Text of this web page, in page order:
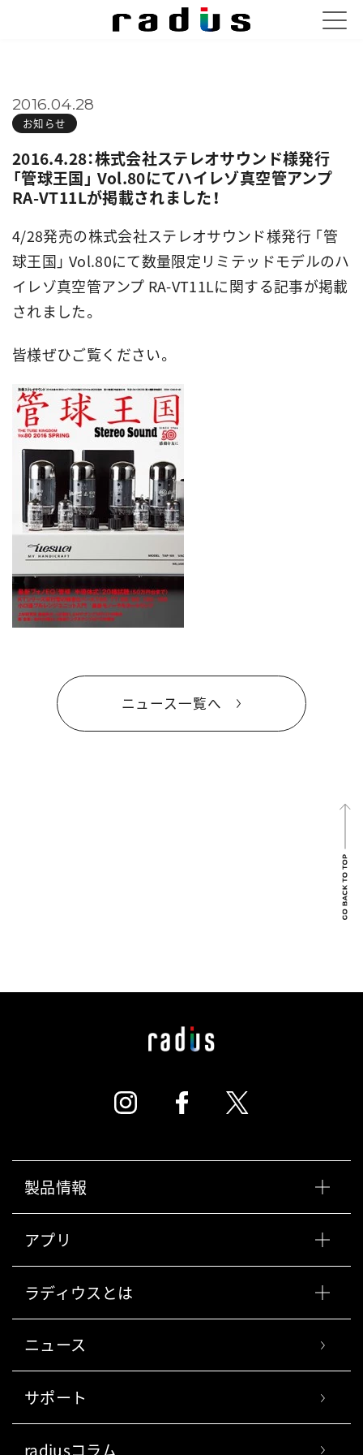
お知らせ
2016.04.28
2016.4.28：株式会社ステレオサウンド様発行
「管球王国」 Vol.80にてハイレゾ真空管アンプ
RA-VT11Lが掲載されました！
4/28発売の株式会社ステレオサウンド様発行 「管
球王国」 Vol.80にて数量限定リミテッドモデルのハ
イレゾ真空管アンプ RA-VT11Lに関する記事が掲載
されました。
皆様ぜひご覧ください。
ニュース一覧へ
製品情報
アプリ
ラディウスとは
ニュース
サポート
radiusコラム